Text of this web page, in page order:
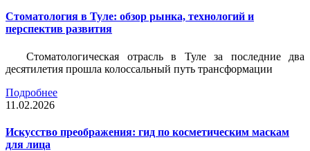
Стоматология в Туле: обзор рынка, технологий и
перспектив развития
Стоматологическая отрасль в Туле за последние два
десятилетия прошла колоссальный путь трансформации
Подробнее
11.02.2026
Искусство преображения: гид по косметическим маскам
для лица